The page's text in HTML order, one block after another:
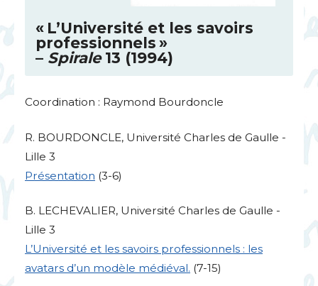
« L’Université et les savoirs
professionnels»
– Spirale13 (1994)
Coordination : Raymond Bourdoncle
R. BOURDONCLE, Université Charles de Gaulle -
Lille 3
Présentation (3-6)
B. LECHEVALIER, Université Charles de Gaulle -
Lille 3
L’Université et les savoirs professionnels : les
avatars d’un modèle médiéval. (7-15)